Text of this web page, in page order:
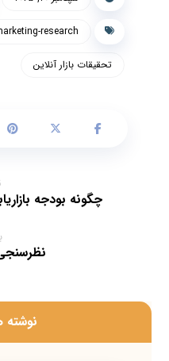
research
تحقیقات بازار آنلاین
چگونه بودجه
‫نوشته